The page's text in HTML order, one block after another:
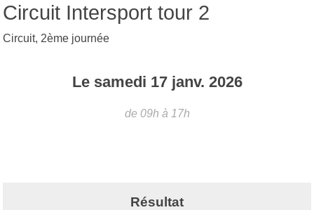
Circuit Intersport tour 2
Circuit, 2ème journée
Le samedi 17 janv. 2026
de 09h à 17h
Résultat